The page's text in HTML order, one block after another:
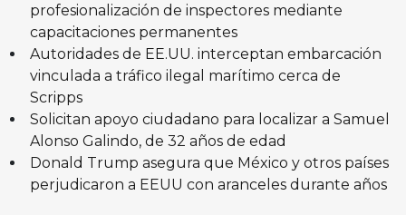
profesionalización de inspectores mediante
capacitaciones permanentes
Autoridades de EE.UU. interceptan embarcación
vinculada a tráfico ilegal marítimo cerca de
Scripps
Solicitan apoyo ciudadano para localizar a Samuel
Alonso Galindo, de 32 años de edad
Donald Trump asegura que México y otros países
perjudicaron a EEUU con aranceles durante años